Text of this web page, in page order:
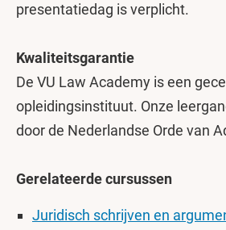
presentatiedag is verplicht.
Kwaliteitsgarantie
De VU Law Academy is een
opleidingsinstituut. Onze
door de Nederlandse Orde van
Gerelateerde cursussen
Juridisch schrijven en